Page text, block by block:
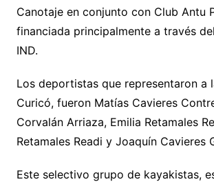
Canotaje en conjunto con Club Antu
financiada principalmente a través
IND.
Los deportistas que representaron a
Curicó, fueron Matías Cavieres
Corvalán Arriaza, Emilia Retamales
Retamales Readi y Joaquín Cavieres
Este selectivo grupo de kayakistas,